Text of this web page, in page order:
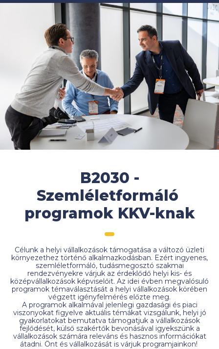
B2030 -
Szemléletformáló
programok KKV-knak
Célunk a helyi vállalkozások támogatása a változó üzleti
környezethez történő alkalmazkodásban. Ezért ingyenes,
szemléletformáló, tudásmegosztó szakmai
rendezvényekre várjuk az érdeklődő helyi kis- és
középvállalkozások képviselőit. Az idei évben megvalósuló
programok témaválasztását a helyi vállalkozások körében
végzett igényfelmérés előzte meg.
A programok alkalmával jelenlegi gazdasági és piaci
viszonyokat figyelve aktuális témákat vizsgálunk, helyi jó
gyakorlatokat bemutatva támogatjuk a vállalkozások
fejlődését, külső szakértők bevonásával igyekszünk a
vállalkozások számára releváns és hasznos információkat
átadni. Önt és vállalkozását is várjuk programjainkon!